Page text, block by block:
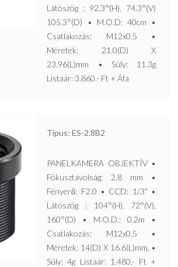
Látószög : 92.3°(H), 74.3°(V)
105.3°(D) • M.O.D: 40cm •
Csatlakozás: M12x0.5 •
Méretek: 21.0(D) X
23.96(L)mm • Súly: 11.3g
Listaár: 3.860.- Ft + Áfa
Típus: ES-2.8B2
PANELKAMERA OBJEKTÍV •
Fókusztávolság: 2.8 mm •
Fényerő: F2.0 • CCD: 1/3” •
Látószög : 104°(H), 72°(V),
160°(D) • M.O.D.: 0.2m •
Csatlakozás: M12x0.5 •
Méretek: 14(D) X 16.6(L)mm, •
Súly: 4g Listaár: 1.480.- Ft +